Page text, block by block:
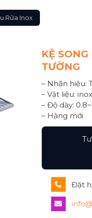
Rửa Inox
KỆ
TƯỜNG
– Nhãn hiệu:
– Vật liệu:
– Độ dày:
– Hàng mới
Đặt